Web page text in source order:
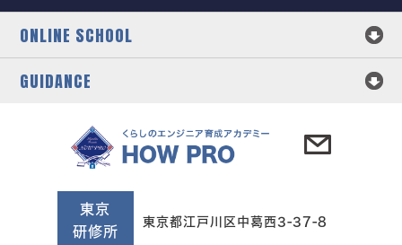
ONLINE SCHOOL
GUIDANCE
東京
研修所
東京都江戸川区中葛西3-37-8